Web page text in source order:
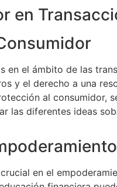
en
en el ámbito de las
y el derecho a una
al consumidor,
las diferentes ideas
en el